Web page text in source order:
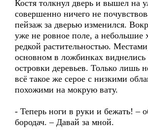
Костя толкнул дверь и вышел на
совершенно ничего не
пейзаж за дверью изменился.
уже не ровное поле, а небольшие
редкой растительностью.
основном в ложбинках
островки деревьев. Только лишь
всё такое же серое с низкими
похожими на мокрую вату.
- Теперь ноги в руки и бежать! –
бородач. – Давай за мной.